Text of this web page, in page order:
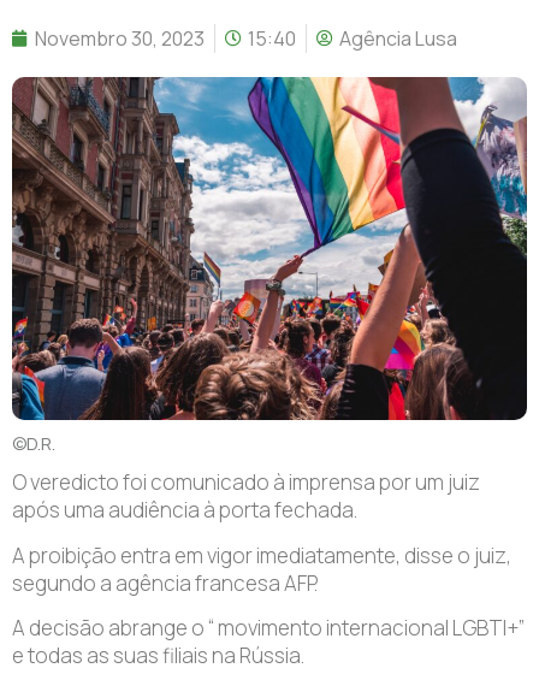
Novembro 30, 2023 15:40 Agência Lusa
©D.R.
O veredicto foi comunicado à imprensa por um juiz
após uma audiência à porta fechada.
A proibição entra em vigor imediatamente, disse o juiz,
segundo a agência francesa AFP.
A decisão abrange o “ movimento internacional LGBTI+”
e todas as suas filiais na Rússia.